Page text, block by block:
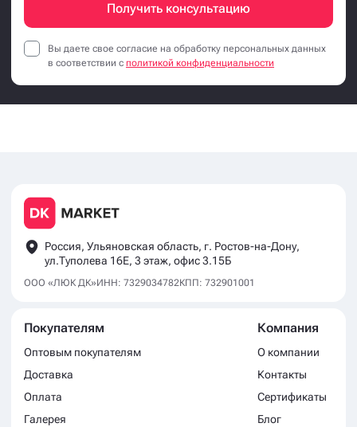
Получить консультацию
Вы даете свое согласие на обработку персональных данных
в соответствии с политикой конфиденциальности
Россия, Ульяновская область, г. Ростов-на-Дону,
ул.Туполева 16Е, 3 этаж, офис 3.15Б
ООО «ЛЮК ДК»ИНН: 7329034782КПП: 732901001
Покупателям
Оптовым покупателям
Доставка
Оплата
Галерея
Компания
О компании
Контакты
Сертификаты
Блог